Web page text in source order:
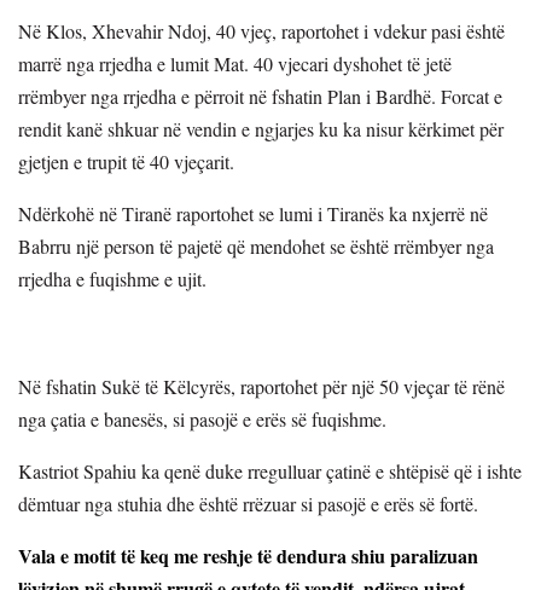
Në Klos, Xhevahir Ndoj, 40 vjeç, raportohet i vdekur pasi është
marrë nga rrjedha e lumit Mat. 40 vjecari dyshohet të jetë
rrëmbyer nga rrjedha e përroit në fshatin Plan i Bardhë. Forcat e
rendit kanë shkuar në vendin e ngjarjes ku ka nisur kërkimet për
gjetjen e trupit të 40 vjeçarit.
Ndërkohë në Tiranë raportohet se lumi i Tiranës ka nxjerrë në
Babrru një person të pajetë që mendohet se është rrëmbyer nga
rrjedha e fuqishme e ujit.
Në fshatin Sukë të Këlcyrës, raportohet për një 50 vjeçar të rënë
nga çatia e banesës, si pasojë e erës së fuqishme.
Kastriot Spahiu ka qenë duke rregulluar çatinë e shtëpisë që i ishte
dëmtuar nga stuhia dhe është rrëzuar si pasojë e erës së fortë.
Vala e motit të keq me reshje të dendura shiu paralizuan